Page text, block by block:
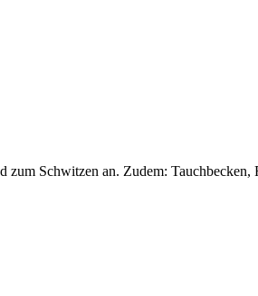
Schwitzen an. Zudem: Tauchbecken,